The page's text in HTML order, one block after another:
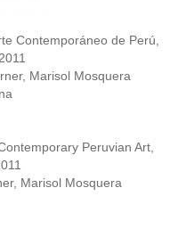
Contemporáneo de Perú,
Marisol Mosquera
Peruvian Art,
Marisol Mosquera